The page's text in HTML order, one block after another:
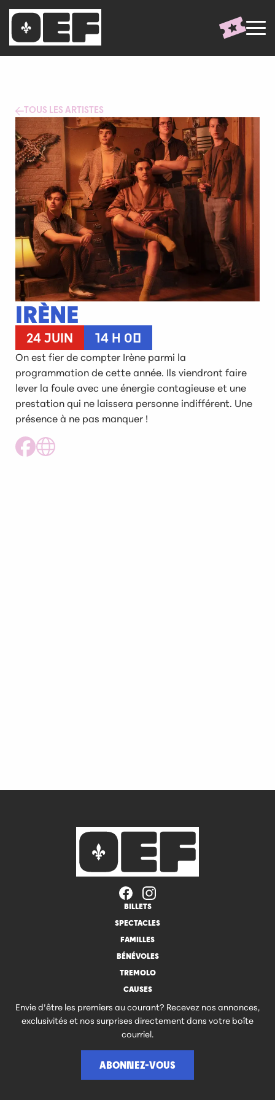
TOUS LES ARTISTES
IRÈNE
24 JUIN 14 H 00
On est fier de compter Irène parmi la
programmation de cette année. Ils viendront faire
lever la foule avec une énergie contagieuse et une
prestation qui ne laissera personne indifférent. Une
présence à ne pas manquer !
BILLETS
SPECTACLES
FAMILLES
BÉNÉVOLES
TREMOLO
CAUSES
Envie d’être les premiers au courant? Recevez nos annonces,
exclusivités et nos surprises directement dans votre boîte
courriel.
ABONNEZ-VOUS